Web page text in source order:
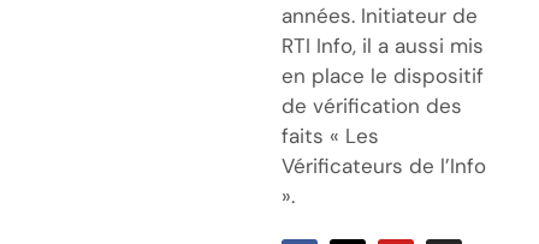
années. Initiateur de
RTI Info, il a aussi mis
en place le dispositif
de vérification des
faits « Les
Vérificateurs de l’Info
».